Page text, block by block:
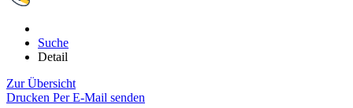
Suche
Detail
Zur Übersicht
Drucken Per E-Mail senden